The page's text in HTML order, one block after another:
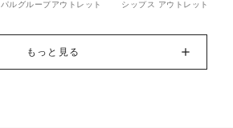
パルグループアウトレット シップス アウトレット
もっと見る